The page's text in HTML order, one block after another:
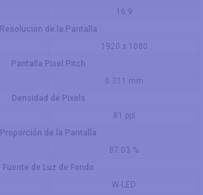
16:9
Resolucion de la Pantalla
1920 x 1080
Pantalla Pixel Pitch
0.311 mm
Densidad de Pixels
81 ppi
Proporción de la Pantalla
87.03 %
Fuente de Luz de Fondo
W-LED